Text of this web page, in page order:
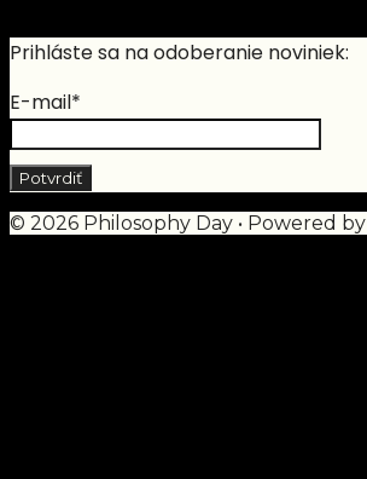
Prihláste sa na odoberanie noviniek:
E-mail*
© 2026 Philosophy Day • Powered by